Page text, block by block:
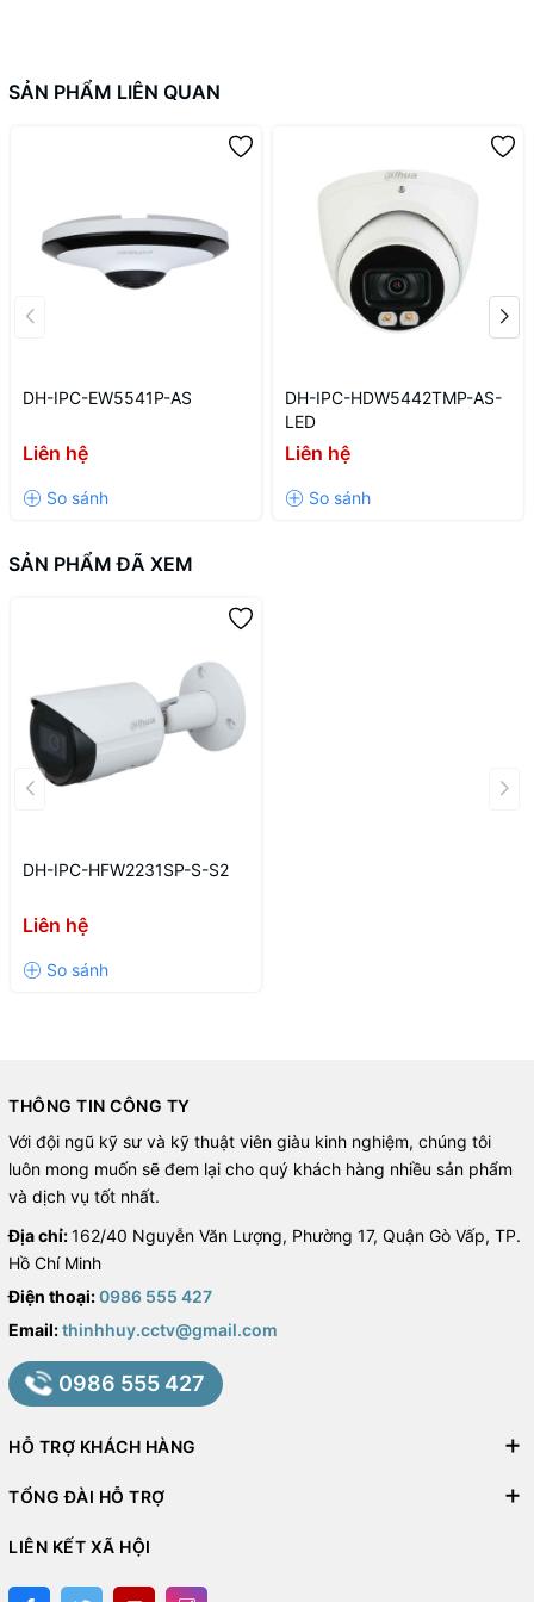
SẢN PHẨM LIÊN QUAN
DH-IPC-EW5541P-AS
Liên hệ
DH-IPC-HDW5442TMP-AS-
LED
Liên hệ
SẢN PHẨM ĐÃ XEM
DH-IPC-HFW2231SP-S-S2
Liên hệ
THÔNG TIN CÔNG TY
Với đội ngũ kỹ sư và kỹ thuật viên giàu kinh nghiệm, chúng tôi
luôn mong muốn sẽ đem lại cho quý khách hàng nhiều sản phẩm
và dịch vụ tốt nhất.
Địa chỉ:162/40 Nguyễn Văn Lượng, Phường 17, Quận Gò Vấp, TP.
Hồ Chí Minh
Điện thoại:0986 555 427
Email:thinhhuy.cctv@gmail.com
0986 555 427
HỖ TRỢ KHÁCH HÀNG
TỔNG ĐÀI HỖ TRỢ
LIÊN KẾT XÃ HỘI